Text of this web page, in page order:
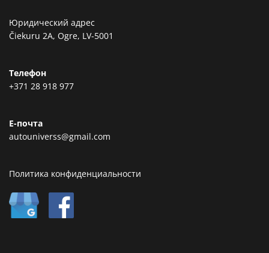
Юридический адрес
Čiekuru 2A, Ogre, LV-5001
Телефон
+371 28 918 977
Е-почта
autouniverss@gmail.com
Политика конфиденциальности